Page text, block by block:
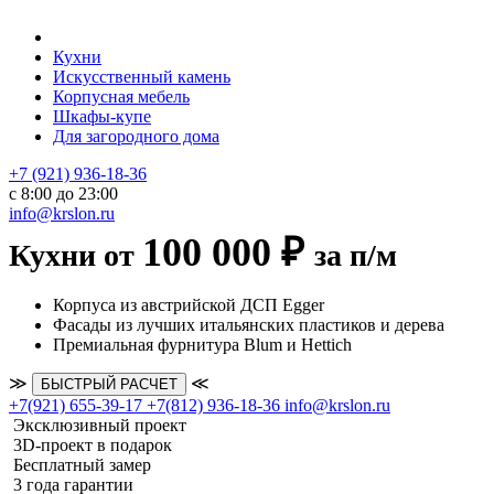
Кухни
Искусственный камень
Корпусная мебель
Шкафы-купе
Для загородного дома
+7 (921) 936-18-36
с 8:00 до 23:00
info@krslon.ru
Кухни от 100 000 ₽ за п/м
Корпуса из австрийской ДСП Egger
Фасады из лучших итальянских пластиков и дерева
Премиальная фурнитура Blum и Hettich
≫ БЫСТРЫЙ РАСЧЕТ
≪
+7(921) 655-39-17 +7(812) 936-18-36 info@krslon.ru
Эксклюзивный проект
3D-проект в подарок
Бесплатный замер
3 года гарантии